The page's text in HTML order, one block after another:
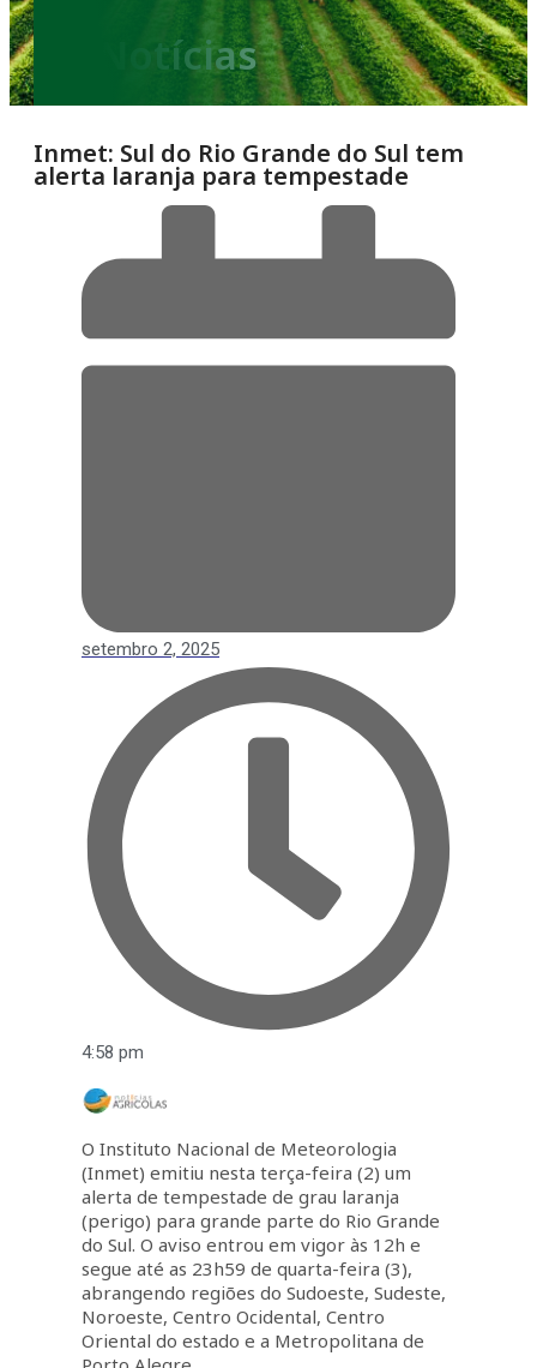
Notícias
Inmet: Sul do Rio Grande do Sul tem
alerta laranja para tempestade
setembro 2, 2025
4:58 pm
O Instituto Nacional de Meteorologia
(Inmet) emitiu nesta terça-feira (2) um
alerta de tempestade de grau laranja
(perigo) para grande parte do Rio Grande
do Sul. O aviso entrou em vigor às 12h e
segue até as 23h59 de quarta-feira (3),
abrangendo regiões do Sudoeste, Sudeste,
Noroeste, Centro Ocidental, Centro
Oriental do estado e a Metropolitana de